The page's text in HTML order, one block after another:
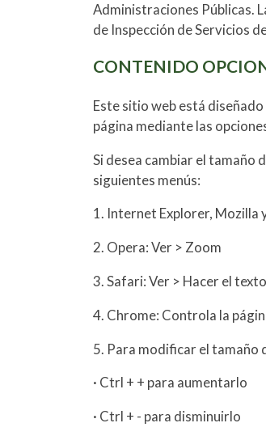
Administraciones Públicas.
de Inspección de Servicios
CONTENIDO
Este sitio web está
página mediante las
Si desea cambiar el tamaño
siguientes menús:
1. Internet Explorer, Mozilla
2. Opera: Ver > Zoom
3. Safari: Ver > Hacer el
4. Chrome: Controla la
5. Para modificar el tamaño
· Ctrl + + para aumentarlo
· Ctrl + - para disminuirlo